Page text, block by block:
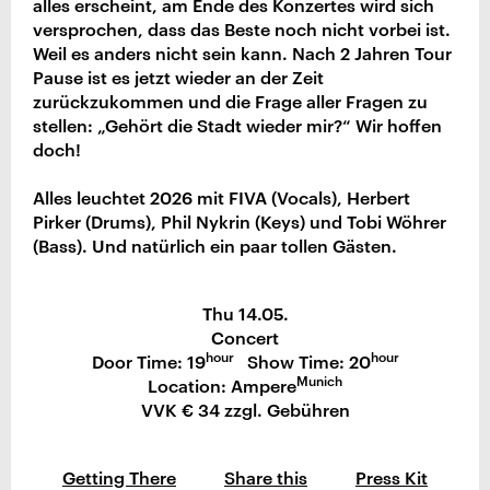
versprochen, dass das Beste noch nicht vorbei ist.
Weil es anders nicht sein kann. Nach 2 Jahren Tour
Pause ist es jetzt wieder an der Zeit
zurückzukommen und die Frage aller Fragen zu
stellen: „Gehört die Stadt wieder mir?“ Wir hoffen
doch!
Alles leuchtet 2026 mit FIVA (Vocals), Herbert
Pirker (Drums), Phil Nykrin (Keys) und Tobi Wöhrer
(Bass). Und natürlich ein paar tollen Gästen.
Thu 14.05.
Concert
Door Time: 19hourShow Time: 20hour
Location: AmpereMunich
VVK € 34 zzgl. Gebühren
Getting There Share this Press Kit